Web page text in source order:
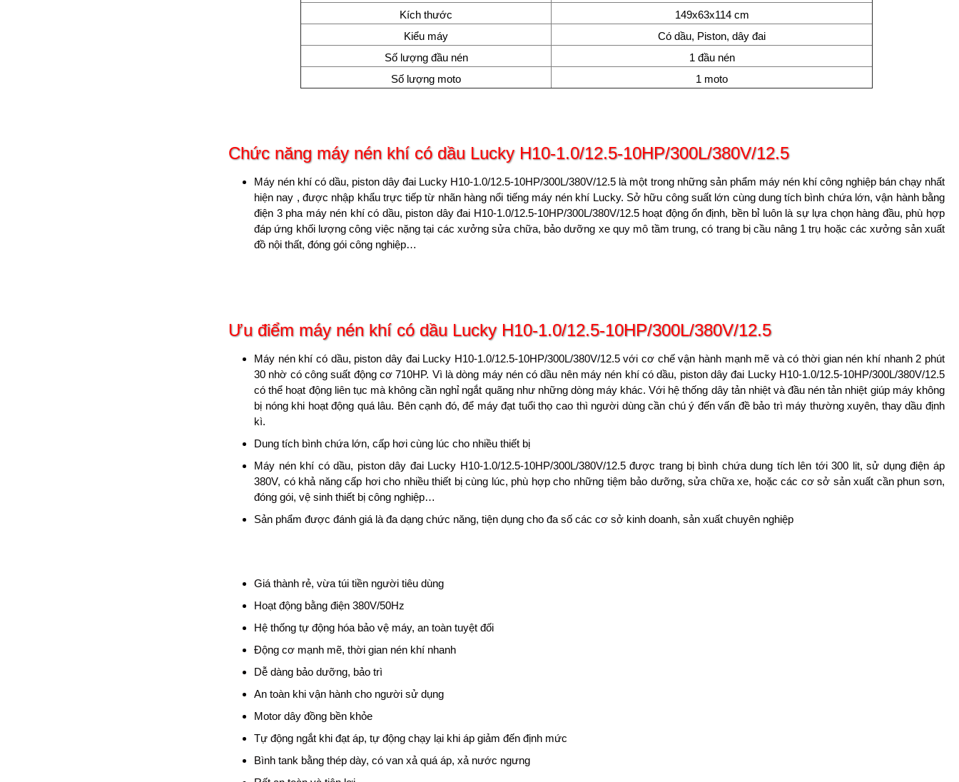
Kích thước
149x63x114 cm
Kiểu máy
Có dầu, Piston, dây đai
Số lượng đầu nén
1 đầu nén
Số lượng moto
1 moto
Chức năng máy nén khí có dầu Lucky H10-1.0/12.5-10HP/300L/380V/12.5
Máy nén khí có dầu, piston dây đai Lucky H10-1.0/12.5-10HP/300L/380V/12.5 là một trong những sản phẩm máy nén khí công nghiệp bán chạy nhất
hiện nay , được nhập khẩu trực tiếp từ nhãn hàng nổi tiếng máy nén khí Lucky. Sở hữu công suất lớn cùng dung tích bình chứa lớn, vận hành bằng
điện 3 pha máy nén khí có dầu, piston dây đai H10-1.0/12.5-10HP/300L/380V/12.5 hoạt động ổn định, bền bỉ luôn là sự lựa chọn hàng đầu, phù hợp
đáp ứng khối lượng công việc nặng tại các xưởng sửa chữa, bảo dưỡng xe quy mô tầm trung, có trang bị cầu nâng 1 trụ hoặc các xưởng sản xuất
đồ nội thất, đóng gói công nghiệp…
Ưu điểm máy nén khí códầu Lucky H10-1.0/12.5-10HP/300L/380V/12.5
Máy nén khí có dầu, piston dây đai Lucky H10-1.0/12.5-10HP/300L/380V/12.5 với cơ chế vận hành mạnh mẽ và có thời gian nén khí nhanh 2 phút
30 nhờ có công suất động cơ 710HP. Vì là dòng máy nén có dầu nên máy nén khí có dầu, piston dây đai Lucky H10-1.0/12.5-10HP/300L/380V/12.5
có thể hoạt động liên tục mà không cần nghỉ ngắt quãng như những dòng máy khác. Với hệ thống dây tản nhiệt và đầu nén tản nhiệt giúp máy không
bị nóng khi hoạt động quá lâu. Bên cạnh đó, để máy đạt tuổi thọ cao thì người dùng cần chú ý đến vấn đề bảo trì máy thường xuyên, thay dầu định
kì.
Dung tích bình chứa lớn, cấp hơi cùng lúc cho nhiều thiết bị
Máy nén khí có dầu, piston dây đai Lucky H10-1.0/12.5-10HP/300L/380V/12.5 được trang bị bình chứa dung tích lên tới 300 lit, sử dụng điện áp
380V, có khả năng cấp hơi cho nhiều thiết bị cùng lúc, phù hợp cho những tiệm bảo dưỡng, sửa chữa xe, hoặc các cơ sở sản xuất cần phun sơn,
đóng gói, vệ sinh thiết bị công nghiệp…
Sản phẩm được đánh giá là đa dạng chức năng, tiện dụng cho đa số các cơ sở kinh doanh, sản xuất chuyên nghiệp
Giá thành rẻ, vừa túi tiền người tiêu dùng
Hoạt động bằng điện 380V/50Hz
Hệ thống tự động hóa bảo vệ máy, an toàn tuyệt đối
Động cơ mạnh mẽ, thời gian nén khí nhanh
Dễ dàng bảo dưỡng, bảo trì
An toàn khi vận hành cho người sử dụng
Motor dây đồng bền khỏe
Tự động ngắt khi đạt áp, tự động chạy lại khi áp giảm đến định mức
Bình tank bằng thép dày, có van xả quá áp, xả nước ngưng